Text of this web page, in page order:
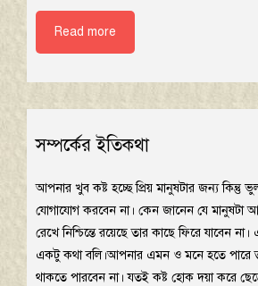
Read more
সম্পর্কের ইতিকথা
আপনার খুব কষ্ট হচ্ছে প্রিয় মানুষটার জন্য কিন্তু
যোগাযোগ করবেন না। কেন জানেন যে মানুষটা
রেখে নিশ্চিন্তে রয়েছে তার কাছে ফিরে যাবেন
একটু কথা বলি।আপনার এমন ও মনে হতে পারে
থাকতে পারবেন না। যতই কষ্ট হোক দয়া করে